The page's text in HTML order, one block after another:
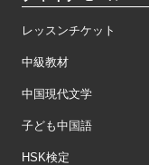
レッスンチケット
中級教材
中国現代文学
子ども中国語
HSK検定